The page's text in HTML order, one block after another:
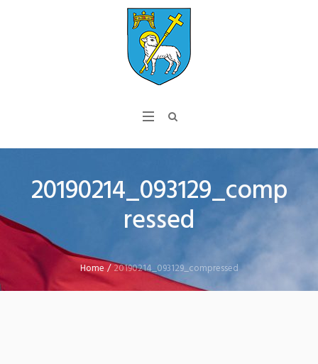
20190214_093129_comp
ressed
Home /20190214_093129_compressed